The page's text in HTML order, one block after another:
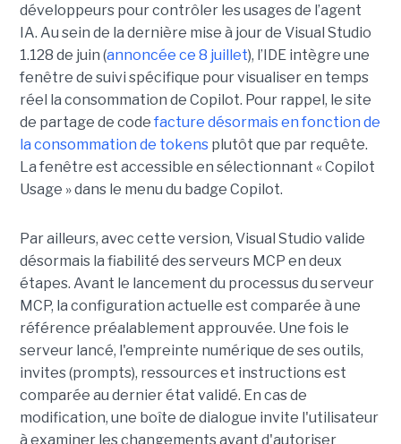
développeurs pour contrôler les usages de l’agent
IA. Au sein de la dernière mise à jour de Visual Studio
1.128 de juin (annoncée ce 8 juillet), l’IDE intègre une
fenêtre de suivi spécifique pour visualiser en temps
réel la consommation de Copilot. Pour rappel, le site
de partage de code facture désormais en fonction de
la consommation de tokens plutôt que par requête.
La fenêtre est accessible en sélectionnant « Copilot
Usage » dans le menu du badge Copilot.
Par ailleurs, avec cette version, Visual Studio valide
désormais la fiabilité des serveurs MCP en deux
étapes. Avant le lancement du processus du serveur
MCP, la configuration actuelle est comparée à une
référence préalablement approuvée. Une fois le
serveur lancé, l'empreinte numérique de ses outils,
invites (prompts), ressources et instructions est
comparée au dernier état validé. En cas de
modification, une boîte de dialogue invite l'utilisateur
à examiner les changements avant d'autoriser